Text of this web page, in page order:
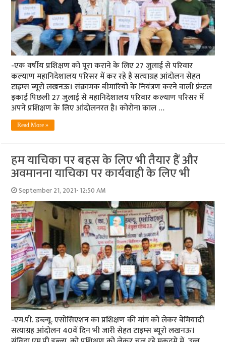
-एक वर्षीय प्रशिक्षण को पूरा कराने के लिए 27 जुलाई से परिवार
कल्‍याण महानिदेशालय परिसर में कर रहे हैं सत्‍याग्रह आंदोलन सेहत
टाइम्‍स ब्‍यूरो लखनऊ। संक्रामक बीमारियों के नियंत्रण करने वाली फ्रंटल
इकाई पिछली 27 जुलाई से महानिदेशालय परिवार कल्याण परिसर में
अपने प्रशिक्षण के लिए आंदोलनरत है। कोरोना काल …
Read More »
हम याचिका पर बहस के लिए भी तैयार हैं और
अवमानना याचिका पर कार्यवाही के लिए भी
September 21, 2021- 12:50 AM
-एम.पी. डब्ल्यू. एसोसिएशन का प्रशिक्षण की मांग को लेकर बेमियादी
सत्याग्रह आंदोलन 40वें दिन भी जारी सेहत टाइम्‍स ब्‍यूरो लखनऊ।